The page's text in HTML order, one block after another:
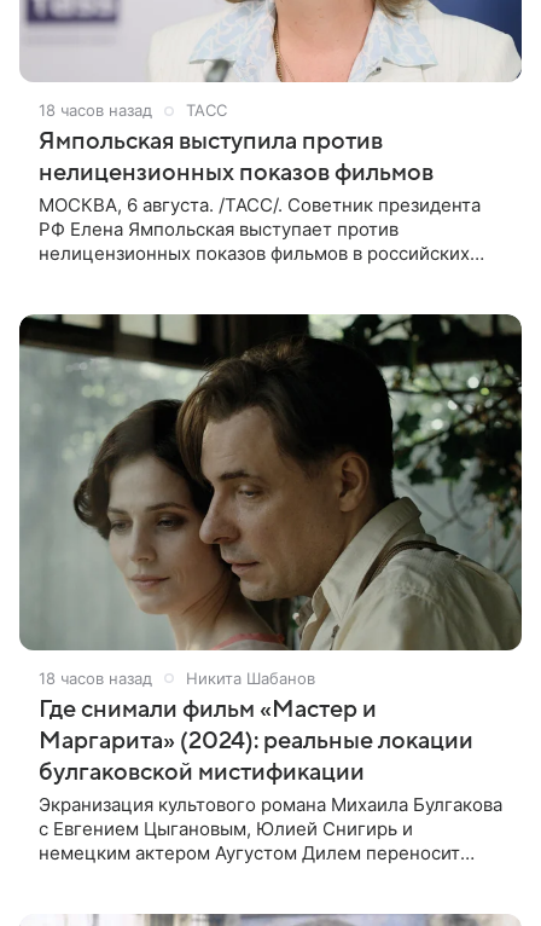
18 часов назад ТАСС
Ямпольская выступила против
нелицензионных показов фильмов
МОСКВА, 6 августа. /ТАСС/. Советник президента
РФ Елена Ямпольская выступает против
нелицензионных показов фильмов в российских
18 часов назад Никита Шабанов
Где снимали фильм «Мастер и
Маргарита» (2024): реальные локации
булгаковской мистификации
Экранизация культового романа Михаила Булгакова
с Евгением Цыгановым, Юлией Снигирь и
немецким актером Аугустом Дилем переносит